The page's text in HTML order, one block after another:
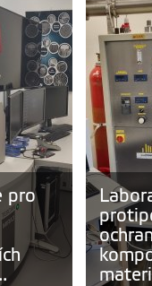
pro